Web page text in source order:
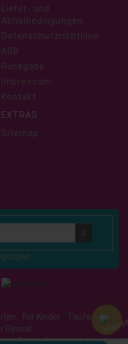
Liefer- und
Abholbedingungen
Datenschutzrichtlinie
AGB
Rückgabe
Impressum
Kontakt
EXTRAS
Sitemap
Für Kinder
Taufe/
Reveal
Deko Grosse stehende